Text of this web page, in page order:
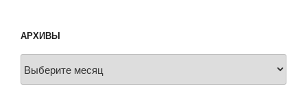
АРХИВЫ